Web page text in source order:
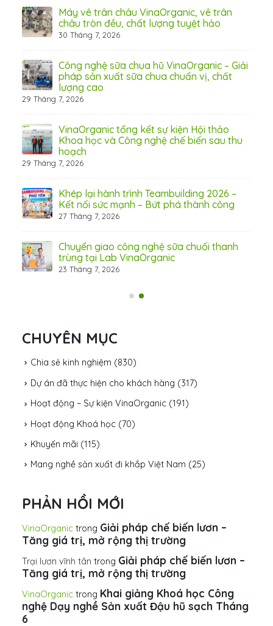
Máy vê trân châu VinaOrganic, vê trân
châu tròn đều, chất lượng tuyệt hảo
30 Tháng 7, 2026
Công nghệ sữa chua hũ VinaOrganic – Giải
pháp sản xuất sữa chua chuẩn vị, chất
lượng cao
29 Tháng 7, 2026
VinaOrganic tổng kết sự kiện Hội thảo
Khoa học và Công nghệ chế biến sau thu
hoạch
29 Tháng 7, 2026
Khép lại hành trình Teambuilding 2026 –
Kết nối sức mạnh – Bứt phá thành công
27 Tháng 7, 2026
Chuyển giao công nghệ sữa chuối thanh
trùng tại Lab VinaOrganic
23 Tháng 7, 2026
CHUYÊN MỤC
Chia sẻ kinh nghiệm (830)
Dự án đã thực hiện cho khách hàng (317)
Hoạt động – Sự kiện VinaOrganic (191)
Hoạt động Khoá học (70)
Khuyến mãi (115)
Mang nghề sản xuất đi khắp Việt Nam (25)
PHẢN HỒI MỚI
VinaOrganic trong Giải pháp chế biến lươn –
Tăng giá trị, mở rộng thị trường
Trại lươn vĩnh tân trong Giải pháp chế biến lươn –
Tăng giá trị, mở rộng thị trường
VinaOrganic trong Khai giảng Khoá học Công
nghệ Dạy nghề Sản xuất Đậu hũ sạch Tháng
6